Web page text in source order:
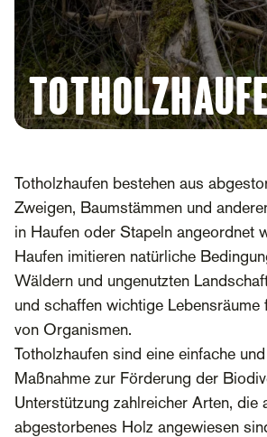
Totholzhaufen bestehen aus
Zweigen, Baumstämmen und
in Haufen oder Stapeln angeordnet
Haufen imitieren natürliche
Wäldern und ungenutzten
und schaffen wichtige Lebensräume
von Organismen.
Totholzhaufen sind eine einfache
Maßnahme zur Förderung der
Unterstützung zahlreicher Arten, die
abgestorbenes Holz angewiesen